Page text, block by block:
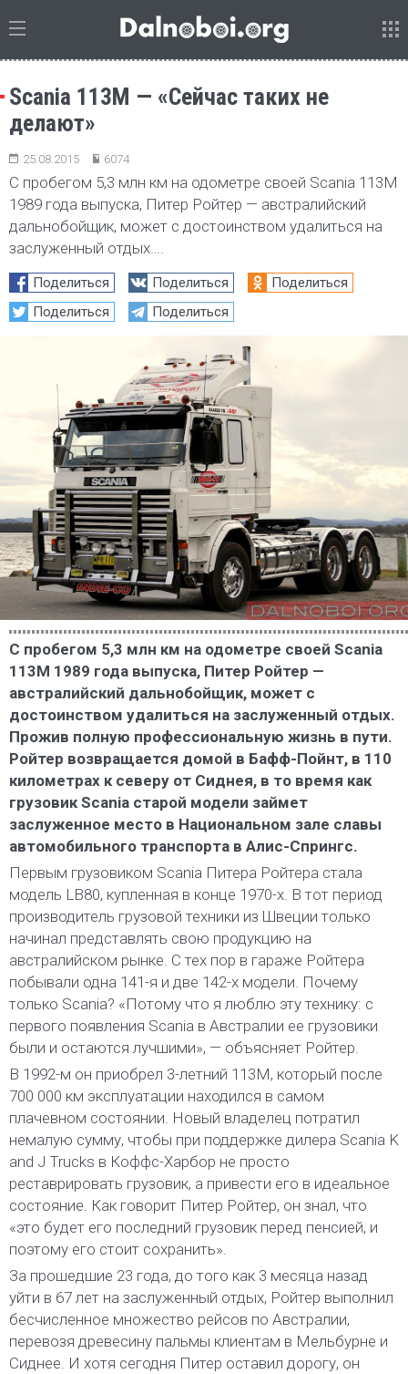
Scania 113M — «Сейчас таких не
делают»
25.08.2015 6074
С пробегом 5,3 млн км на одометре своей Scania 113M
1989 года выпуска, Питер Ройтер — австралийский
дальнобойщик, может с достоинством удалиться на
заслуженный отдых….
Поделиться Поделиться
Поделиться
Поделиться
Поделиться
С пробегом 5,3 млн км на одометре своей Scania
113M 1989 года выпуска, Питер Ройтер —
австралийский дальнобойщик, может с
достоинством удалиться на заслуженный отдых.
Прожив полную профессиональную жизнь в пути.
Ройтер возвращается домой в Бафф-Пойнт, в 110
километрах к северу от Сиднея, в то время как
грузовик Scania старой модели займет
заслуженное место в Национальном зале славы
автомобильного транспорта в Алис-Спрингс.
Первым грузовиком Scania Питера Ройтера стала
модель LB80, купленная в конце 1970-х. В тот период
производитель грузовой техники из Швеции только
начинал представлять свою продукцию на
австралийском рынке. С тех пор в гараже Ройтера
побывали одна 141-я и две 142-х модели. Почему
только Scania? «Потому что я люблю эту технику: с
первого появления Scania в Австралии ее грузовики
были и остаются лучшими», — объясняет Ройтер.
В 1992-м он приобрел 3-летний 113M, который после
700 000 км эксплуатации находился в самом
плачевном состоянии. Новый владелец потратил
немалую сумму, чтобы при поддержке дилера Scania K
and J Trucks в Коффс-Харбор не просто
реставрировать грузовик, а привести его в идеальное
состояние. Как говорит Питер Ройтер, он знал, что
«это будет его последний грузовик перед пенсией, и
поэтому его стоит сохранить».
За прошедшие 23 года, до того как 3 месяца назад
уйти в 67 лет на заслуженный отдых, Ройтер выполнил
бесчисленное множество рейсов по Австралии,
перевозя древесину пальмы клиентам в Мельбурне и
Сиднее. И хотя сегодня Питер оставил дорогу, он